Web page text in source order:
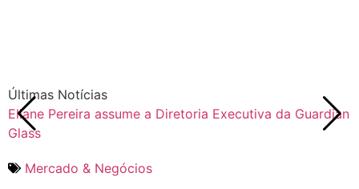
Últimas Notícias
Eliane Pereira assume a Diretoria Executiva da Guardian
Glass
Mercado & Negócios